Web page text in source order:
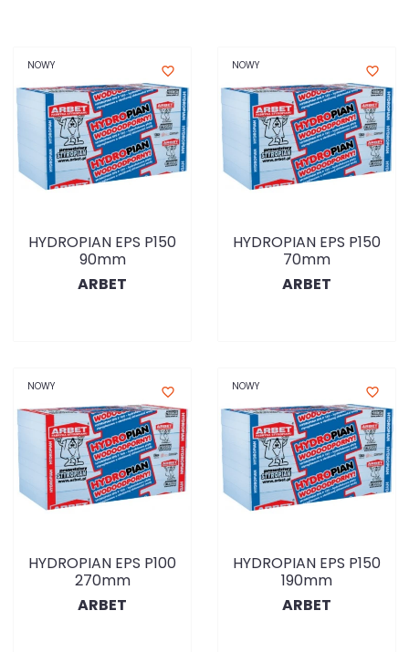
NOWY favorite_border
HYDROPIAN EPS P150
90mm
ARBET
NOWY favorite_border
HYDROPIAN EPS P150
70mm
ARBET
NOWY favorite_border
HYDROPIAN EPS P100
270mm
ARBET
NOWY favorite_border
HYDROPIAN EPS P150
190mm
ARBET